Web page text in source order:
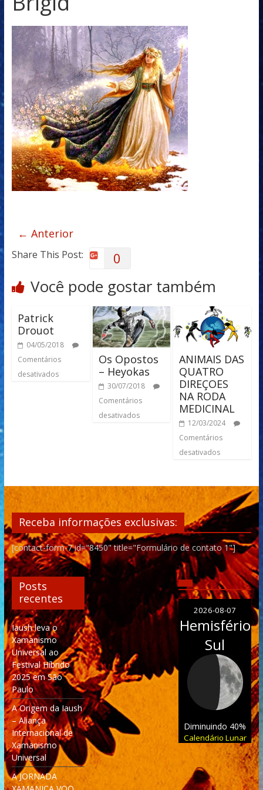
← Anterior
Share This Post: 0
Você pode gostar também
Patrick
Drouot
04/05/2018
Comentários
desativados
Os Opostos
– Heyokas
30/07/2018
Comentários
desativados
ANIMAIS DAS
QUATRO
DIREÇOES
NA RODA
MEDICINAL
12/03/2024
Comentários
desativados
Receba informações exclusivas:
[contact-form-7 id="8450" title="Formulário de contato 1"]
Posts
recentes
Iaush leva o
Xamanismo
Universal ao
Festival Híbrido
2025 em São
Paulo
A Origem da Iaush
– Aliança
Internacional de
Xamanismo
Universal
A JORNADA
2026-08-07
Hemisfério
Sul
Diminuindo 40%
Calendário Lunar